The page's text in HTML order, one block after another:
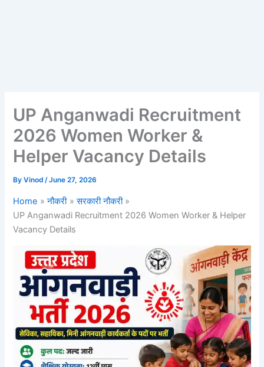
UP Anganwadi Recruitment
2026 Women Worker &
Helper Vacancy Details
ByVinod/June 27, 2026
Home नौकरी
सरकारी नौकरी
UP Anganwadi Recruitment 2026 Women Worker & Helper
Vacancy Details